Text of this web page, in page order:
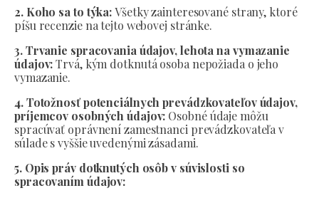
2. Koho sa to týka:Všetky zainteresované strany, ktoré
píšu recenzie na tejto webovej stránke.
3. Trvanie spracovania údajov, lehota na vymazanie
údajov:Trvá, kým dotknutá osoba nepožiada o jeho
vymazanie.
4. Totožnosť potenciálnych prevádzkovateľov údajov,
príjemcov osobných údajov: Osobné údaje môžu
spracúvať oprávnení zamestnanci prevádzkovateľa v
súlade s vyššie uvedenými zásadami.
5. Opis práv dotknutých osôb v súvislosti so
spracovaním údajov: